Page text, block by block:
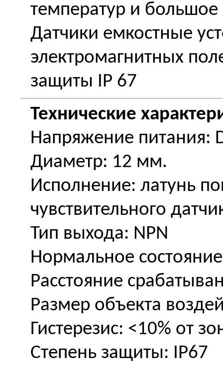
температур и большое
Датчики емкостные
электромагнитных
защиты IP 67
Технические
Напряжение питания:
Диаметр: 12 мм.
Исполнение: латунь
чувствительного
Тип выхода: NPN
Нормальное
Расстояние
Размер объекта
Гистерезис: <10% от
Степень защиты: IP67